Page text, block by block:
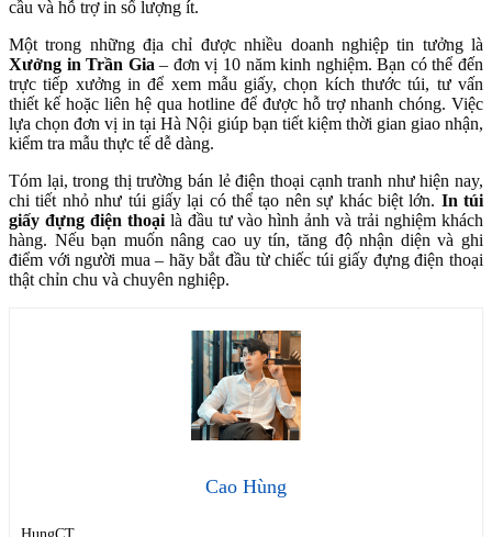
cầu và hỗ trợ in số lượng ít.
Một trong những địa chỉ được nhiều doanh nghiệp tin tưởng là
Xưởng in Trần Gia – đơn vị 10 năm kinh nghiệm. Bạn có thể đến
trực tiếp xưởng in để xem mẫu giấy, chọn kích thước túi, tư vấn
thiết kế hoặc liên hệ qua hotline để được hỗ trợ nhanh chóng. Việc
lựa chọn đơn vị in tại Hà Nội giúp bạn tiết kiệm thời gian giao nhận,
kiểm tra mẫu thực tế dễ dàng.
Tóm lại, trong thị trường bán lẻ điện thoại cạnh tranh như hiện nay,
chi tiết nhỏ như túi giấy lại có thể tạo nên sự khác biệt lớn. In túi
giấy đựng điện thoạilà đầu tư vào hình ảnh và trải nghiệm khách
hàng. Nếu bạn muốn nâng cao uy tín, tăng độ nhận diện và ghi
điểm với người mua – hãy bắt đầu từ chiếc túi giấy đựng điện thoại
thật chỉn chu và chuyên nghiệp.
Cao Hùng